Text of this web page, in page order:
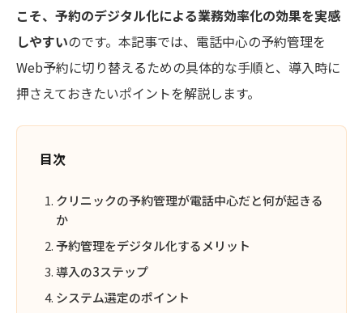
こそ、予約のデジタル化による業務効率化の効果を実感
しやすいのです。本記事では、電話中心の予約管理を
Web予約に切り替えるための具体的な手順と、導入時に
押さえておきたいポイントを解説します。
目次
クリニックの予約管理が電話中心だと何が起きる
か
予約管理をデジタル化するメリット
導入の3ステップ
システム選定のポイント